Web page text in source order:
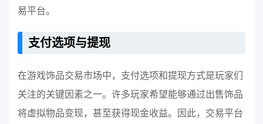
易平台。
支付选项与提现
在游戏饰品交易市场中，支付选项和提现方式是玩家们
关注的关键因素之一。许多玩家希望能够通过出售饰品
将虚拟物品变现，甚至获得现金收益。因此，交易平台